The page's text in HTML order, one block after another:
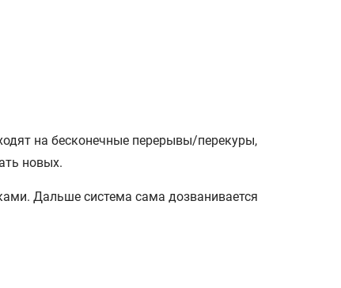
на бесконечные перерывы/перекуры,
новых.
Дальше система сама дозванивается